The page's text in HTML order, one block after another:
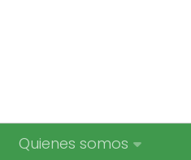
Quienes somos